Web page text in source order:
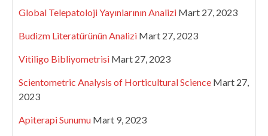
Global Telepatoloji Yayınlarının Analizi Mart 27, 2023
Budizm Literatürünün Analizi Mart 27, 2023
Vitiligo Bibliyometrisi Mart 27, 2023
Scientometric Analysis of Horticultural Science Mart 27,
2023
Apiterapi Sunumu Mart 9, 2023